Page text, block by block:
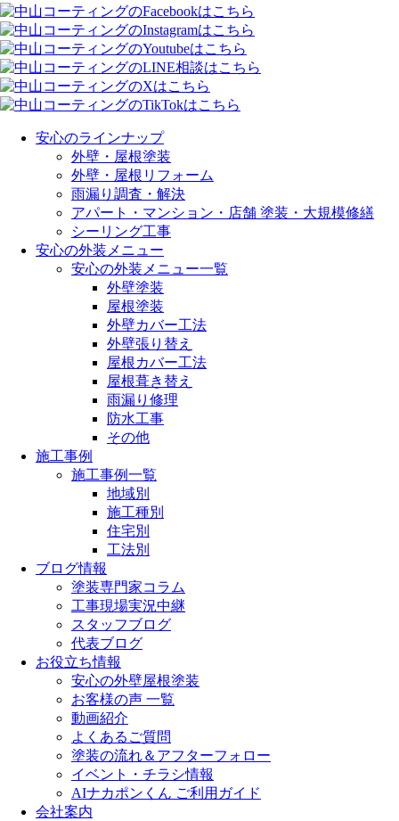
安心のラインナップ
外壁・屋根塗装
外壁・屋根リフォーム
雨漏り調査・解決
アパート・マンション・店舗 塗装・大規模修繕
シーリング工事
安心の外装メニュー
安心の外装メニュー一覧
外壁塗装
屋根塗装
外壁カバー工法
外壁張り替え
屋根カバー工法
屋根葺き替え
雨漏り修理
防水工事
その他
施工事例
施工事例一覧
地域別
施工種別
住宅別
工法別
ブログ情報
塗装専門家コラム
工事現場実況中継
スタッフブログ
代表ブログ
お役立ち情報
安心の外壁屋根塗装
お客様の声 一覧
動画紹介
よくあるご質問
塗装の流れ＆アフターフォロー
イベント・チラシ情報
AIナカポンくん ご利用ガイド
会社案内